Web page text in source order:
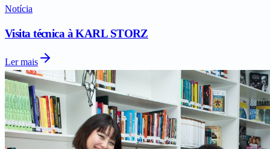
Notícia
Visita técnica à KARL STORZ
Ler mais